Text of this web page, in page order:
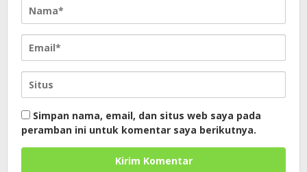
Simpan nama, email, dan situs web saya pada
peramban ini untuk komentar saya berikutnya.